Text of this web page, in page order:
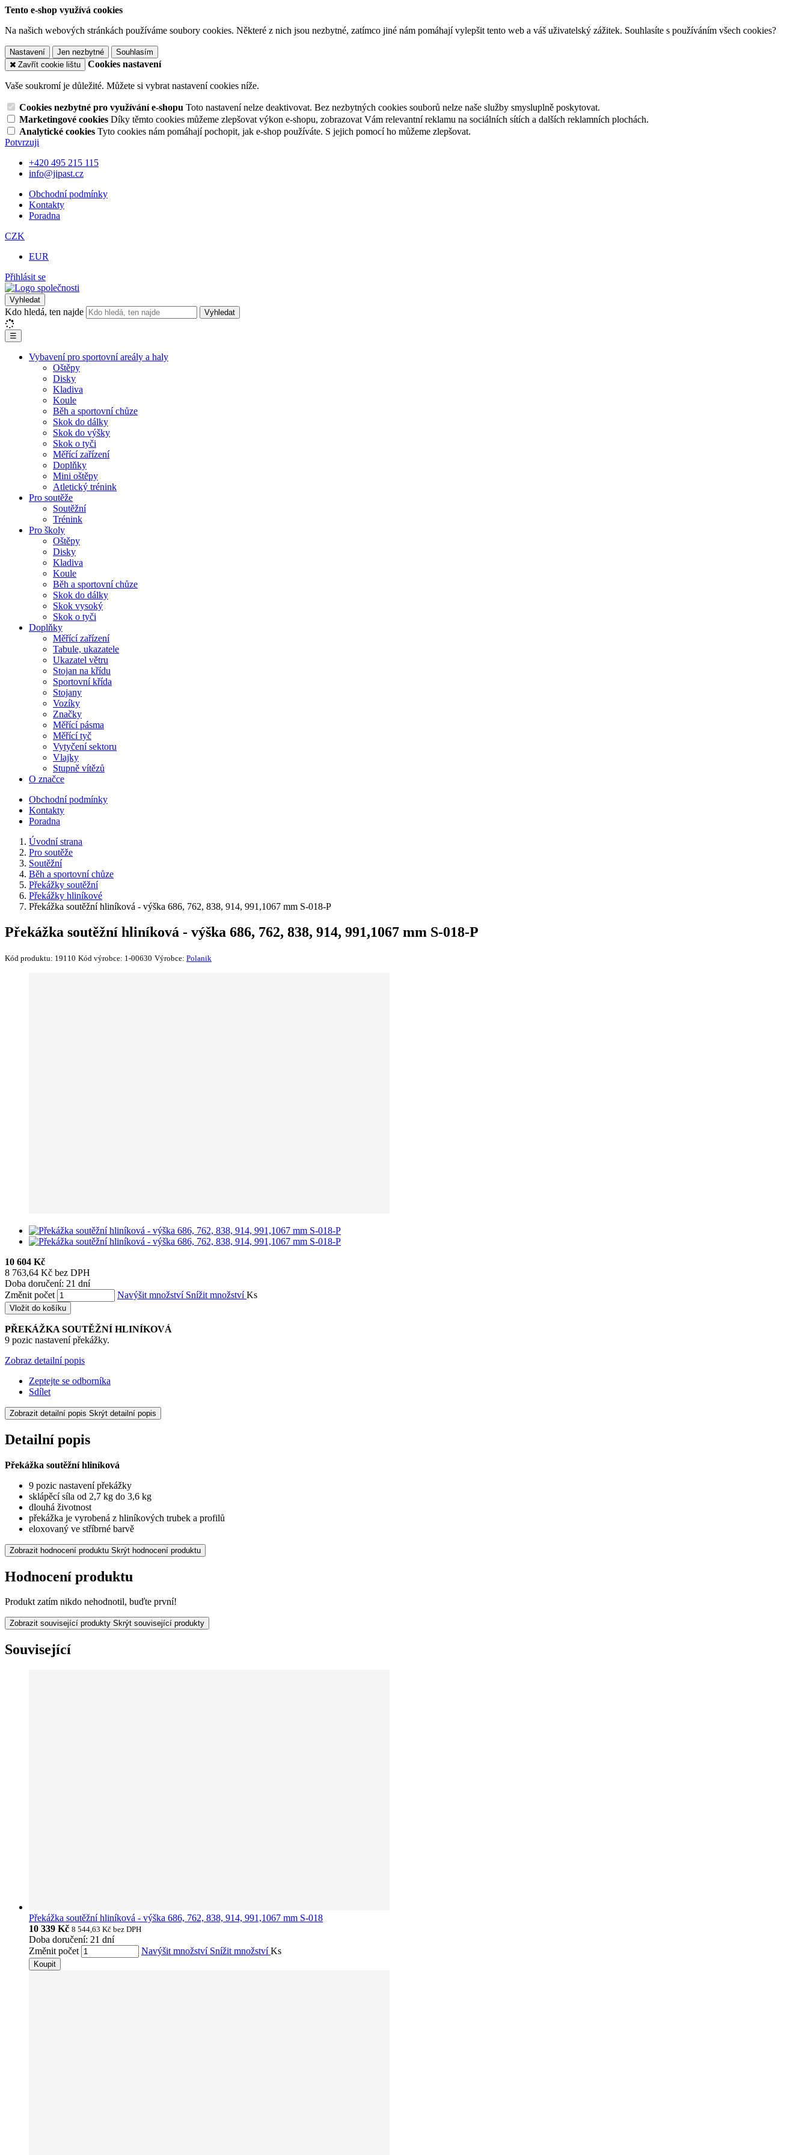
Tento e-shop využívá cookies
Na našich webových stránkách používáme soubory cookies. Některé z nich jsou nezbytné, zatímco jiné nám pomáhají vylepšit tento web a váš uživatelský zážitek. Souhlasíte s používáním všech cookies?
Nastavení Jen nezbytné
Souhlasím
Zavřít cookie lištu
Cookies nastavení
Vaše soukromí je důležité. Můžete si vybrat nastavení cookies níže.
Cookies nezbytné pro využívání e-shopu Toto nastavení nelze deaktivovat. Bez nezbytných cookies souborů nelze naše služby smysluplně poskytovat.
Marketingové cookies Díky těmto cookies můžeme zlepšovat výkon e-shopu, zobrazovat Vám relevantní reklamu na sociálních sítích a dalších reklamních plochách.
Analytické cookies Tyto cookies nám pomáhají pochopit, jak e-shop používáte. S jejich pomocí ho můžeme zlepšovat.
Potvrzuji
+420 495 215 115
info@jipast.cz
Obchodní podmínky
Kontakty
Poradna
CZK
EUR
Přihlásit se
Vyhledat
Kdo hledá, ten najde Vyhledat
☰
Vybavení pro sportovní areály a haly
Oštěpy
Disky
Kladiva
Koule
Běh a sportovní chůze
Skok do dálky
Skok do výšky
Skok o tyči
Měřící zařízení
Doplňky
Mini oštěpy
Atletický trénink
Pro soutěže
Soutěžní
Trénink
Pro školy
Oštěpy
Disky
Kladiva
Koule
Běh a sportovní chůze
Skok do dálky
Skok vysoký
Skok o tyči
Doplňky
Měřící zařízení
Tabule, ukazatele
Ukazatel větru
Stojan na křídu
Sportovní křída
Stojany
Vozíky
Značky
Měřící pásma
Měřící tyč
Vytyčení sektoru
Vlajky
Stupně vítězů
O značce
Obchodní podmínky
Kontakty
Poradna
Úvodní strana
Pro soutěže
Soutěžní
Běh a sportovní chůze
Překážky soutěžní
Překážky hliníkové
Překážka soutěžní hliníková - výška 686, 762, 838, 914, 991,1067 mm S-018-P
Překážka soutěžní hliníková - výška 686, 762, 838, 914, 991,1067 mm S-018-P
Kód produktu: 19110 Kód výrobce: 1-00630 Výrobce: Polanik
10 604 Kč
8 763,64 Kč bez DPH
Doba doručení: 21 dní
Změnit počet
Navýšit množství Snížit množstvíKs
Vložit do košíku
PŘEKÁŽKA SOUTĚŽNÍ HLINÍKOVÁ
9 pozic nastavení překážky.
Zobraz detailní popis
Zeptejte se odborníka
Sdílet
Zobrazit detailní popis Skrýt detailní popis
Detailní popis
Překážka soutěžní hliníková
9 pozic nastavení překážky
sklápěcí síla od 2,7 kg do 3,6 kg
dlouhá životnost
překážka je vyrobená z hliníkových trubek a profilů
eloxovaný ve stříbrné barvě
Zobrazit hodnocení produktu Skrýt hodnocení produktu
Hodnocení produktu
Produkt zatím nikdo nehodnotil, buďte první!
Zobrazit související produkty Skrýt související produkty
Související
Překážka soutěžní hliníková - výška 686, 762, 838, 914, 991,1067 mm S-018
10 339 Kč 8 544,63 Kč bez DPH
Doba doručení: 21 dní
Změnit počet
Navýšit množství Snížit množstvíKs
Koupit